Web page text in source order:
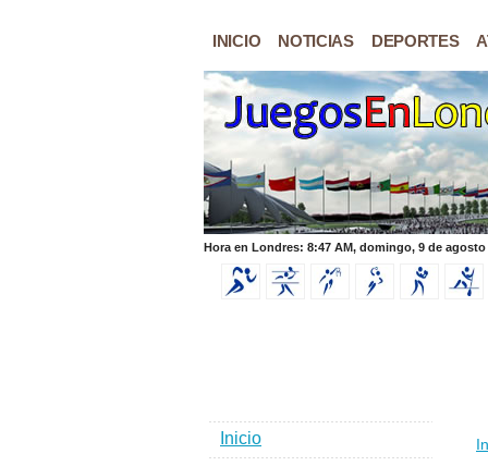
INICIO NOTICIAS DEPORTES
Hora en Londres: 8:47 AM, domingo, 9 de agosto
Inicio